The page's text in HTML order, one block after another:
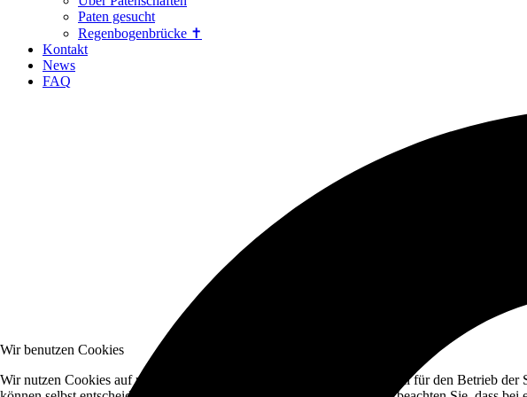
Paten gesucht
Regenbogenbrücke ✝
Kontakt
News
FAQ
Wir benutzen Cookies
Wir nutzen Cookies auf unserer Website. Einige von ihnen sind essenziell für den Betrieb